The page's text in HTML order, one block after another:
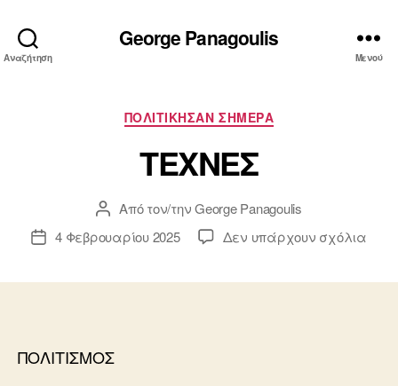
Αναζήτηση
George Panagoulis
Μενού
Κατηγορίες
ΠΟΛΙΤΙΚΗΣΑΝ ΣΗΜΕΡΑ
ΤΕΧΝΕΣ
Συντάκτης
άρθρου
Από τον/τηνGeorge Panagoulis
Ημ.4 Φεβρουαρίου 2025 Δεν υπάρχουν σχόλιαστο
ΠΟΛΙΤΙΣΜΟΣ